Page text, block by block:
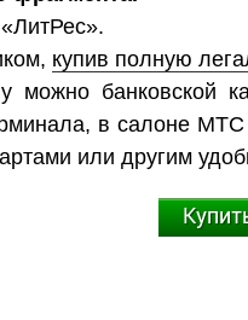
купив полную
можно банковской
в салоне
или другим